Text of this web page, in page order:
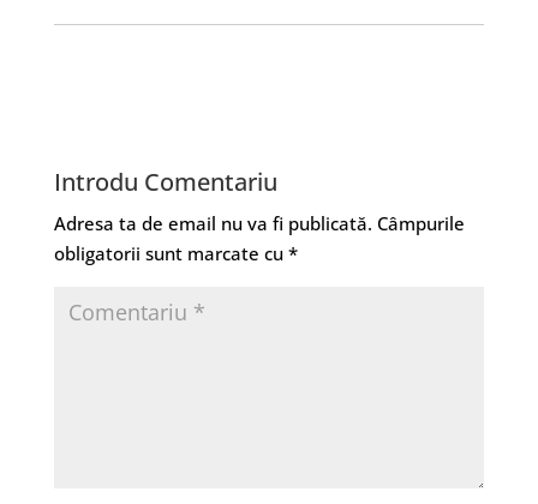
Introdu Comentariu
Adresa ta de email nu va fi publicată. Câmpurile
obligatorii sunt marcate cu *